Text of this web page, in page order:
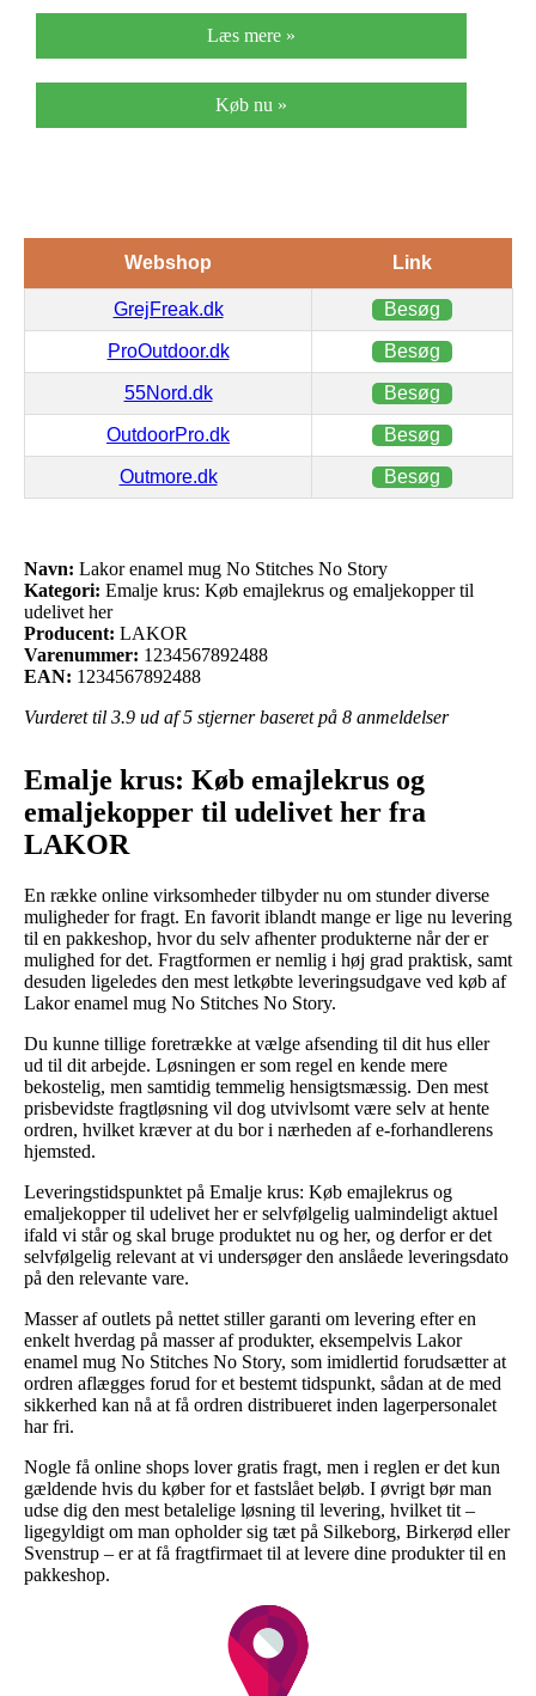
Læs mere »
Køb nu »
Webshop Link
GrejFreak.dk Besøg
ProOutdoor.dk Besøg
55Nord.dk Besøg
OutdoorPro.dk Besøg
Outmore.dk Besøg
Navn: Lakor enamel mug No Stitches No Story
Kategori: Emalje krus: Køb emajlekrus og emaljekopper til
udelivet her
Producent: LAKOR
Varenummer: 1234567892488
EAN: 1234567892488
Vurderet til 3.9 ud af 5 stjerner baseret på 8 anmeldelser
Emalje krus: Køb emajlekrus og
emaljekopper til udelivet her fra
LAKOR
En række online virksomheder tilbyder nu om stunder diverse
muligheder for fragt. En favorit iblandt mange er lige nu levering
til en pakkeshop, hvor du selv afhenter produkterne når der er
mulighed for det. Fragtformen er nemlig i høj grad praktisk, samt
desuden ligeledes den mest letkøbte leveringsudgave ved køb af
Lakor enamel mug No Stitches No Story.
Du kunne tillige foretrække at vælge afsending til dit hus eller
ud til dit arbejde. Løsningen er som regel en kende mere
bekostelig, men samtidig temmelig hensigtsmæssig. Den mest
prisbevidste fragtløsning vil dog utvivlsomt være selv at hente
ordren, hvilket kræver at du bor i nærheden af e-forhandlerens
hjemsted.
Leveringstidspunktet på Emalje krus: Køb emajlekrus og
emaljekopper til udelivet her er selvfølgelig ualmindeligt aktuel
ifald vi står og skal bruge produktet nu og her, og derfor er det
selvfølgelig relevant at vi undersøger den anslåede leveringsdato
på den relevante vare.
Masser af outlets på nettet stiller garanti om levering efter en
enkelt hverdag på masser af produkter, eksempelvis Lakor
enamel mug No Stitches No Story, som imidlertid forudsætter at
ordren aflægges forud for et bestemt tidspunkt, sådan at de med
sikkerhed kan nå at få ordren distribueret inden lagerpersonalet
har fri.
Nogle få online shops lover gratis fragt, men i reglen er det kun
gældende hvis du køber for et fastslået beløb. I øvrigt bør man
udse dig den mest betalelige løsning til levering, hvilket tit –
ligegyldigt om man opholder sig tæt på Silkeborg, Birkerød eller
Svenstrup – er at få fragtfirmaet til at levere dine produkter til en
pakkeshop.